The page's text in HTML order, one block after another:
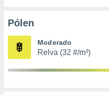
através
Pólen
Moderado
Relva (32 #/m³)